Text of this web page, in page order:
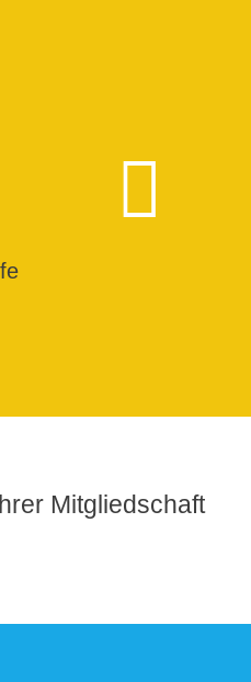
Mitgliedschaft